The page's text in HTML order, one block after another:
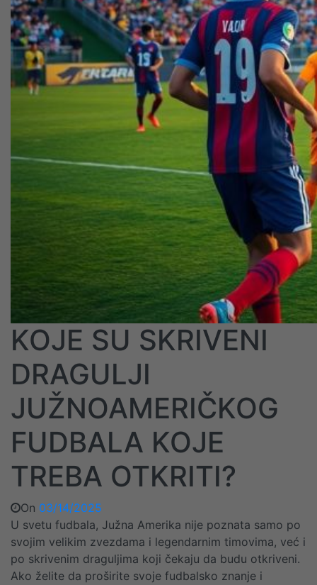
KOJE SU SKRIVENI
DRAGULJI
JUŽNOAMERIČKOG
FUDBALA KOJE
TREBA OTKRITI?
On 03/14/2025
U svetu fudbala, Južna Amerika nije poznata samo po
svojim velikim zvezdama i legendarnim timovima, već i
po skrivenim draguljima koji čekaju da budu otkriveni.
Ako želite da proširite svoje fudbalsko znanje i